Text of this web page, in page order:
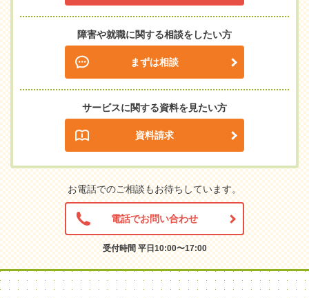
障害や就職に関する相談をしたい方
まずは相談
サービスに関する資料を見たい方
資料請求
お電話でのご相談もお待ちしています。
電話でお問い合わせ
受付時間 平日10:00〜17:00